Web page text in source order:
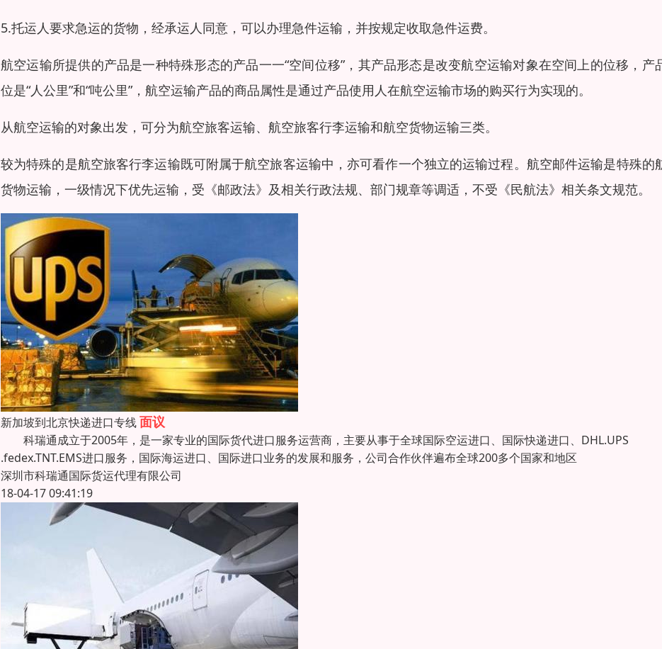
5.托运人要求急运的货物，经承运人同意，可以办理急件运输，并按规定收取急件运费。
航空运输所提供的产品是一种特殊形态的产品一一“空间位移”，其产品形态是改变航空运输对象在空间上的位移，产
位是“人公里”和“吨公里”，航空运输产品的商品属性是通过产品使用人在航空运输市场的购买行为实现的。
从航空运输的对象出发，可分为航空旅客运输、航空旅客行李运输和航空货物运输三类。
较为特殊的是航空旅客行李运输既可附属于航空旅客运输中，亦可看作一个独立的运输过程。航空邮件运输是特殊的
货物运输，一级情况下优先运输，受《邮政法》及相关行政法规、部门规章等调适，不受《民航法》相关条文规范。
新加坡到北京快递进口专线面议
科瑞通成立于2005年，是一家专业的国际货代进口服务运营商，主要从事于全球国际空运进口、国际快递进口、DHL.UPS
.fedex.TNT.EMS进口服务，国际海运进口、国际进口业务的发展和服务，公司合作伙伴遍布全球200多个国家和地区
深圳市科瑞通国际货运代理有限公司
18-04-17 09:41:19